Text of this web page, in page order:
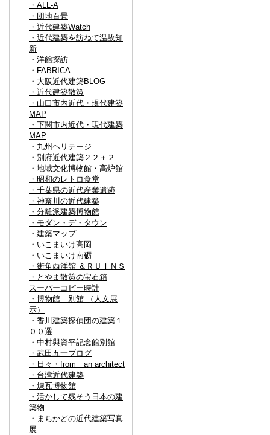
・ALL-A
・団地百景
・近代建築Watch
・近代建築を訪ねて温故知
新
・洋館探訪
・FABRICA
・大阪近代建築BLOG
・近代建築散策
・山口市内近代・現代建築
MAP
・下関市内近代・現代建築
MAP
・九州ヘリテージ
・別府近代建築２２＋２
・地域文化博物館・高炉館
・昭和のレトロ食堂
・千葉県の近代産業遺跡
・神奈川の近代建築
・分離派建築博物館
・モダン・デ・タウン
・建築マップ
・いこまいけ高岡
・いこまいけ南砺
・街角西洋館 ＆ＲＵＩＮＳ
・とやま散策の宝石箱
スーパーコピー時計
・博物館 別館 （人文展
示）
・香川建築探偵団の建築１
００選
・中村與資平記念館別館
・武田五一ブログ
・日々・from an architect
・台湾近代建築
・煉瓦博物館
・活かして残そう日本の建
築物
・まちかどの近代建築写真
展